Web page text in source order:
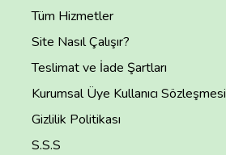
Tüm Hizmetler
Site Nasıl Çalışır?
Teslimat ve İade Şartları
Kurumsal Üye Kullanıcı Sözleşmesi
Gizlilik Politikası
S.S.S